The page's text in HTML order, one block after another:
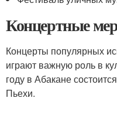
Концертные
Концерты популярных
играют важную роль в
году в Абакане
Пьехи.